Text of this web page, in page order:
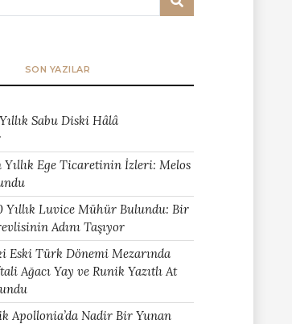
SON YAZILAR
Sabu Diski Hâlâ
Yıllık Ege Ticaretinin İzleri: Melos
Yıllık Luvice Mühür Bulundu: Bir
Adını Taşıyor
Eski Türk Dönemi Mezarında
Ağacı Yay ve Runik Yazıtlı At
Apollonia’da Nadir Bir Yunan